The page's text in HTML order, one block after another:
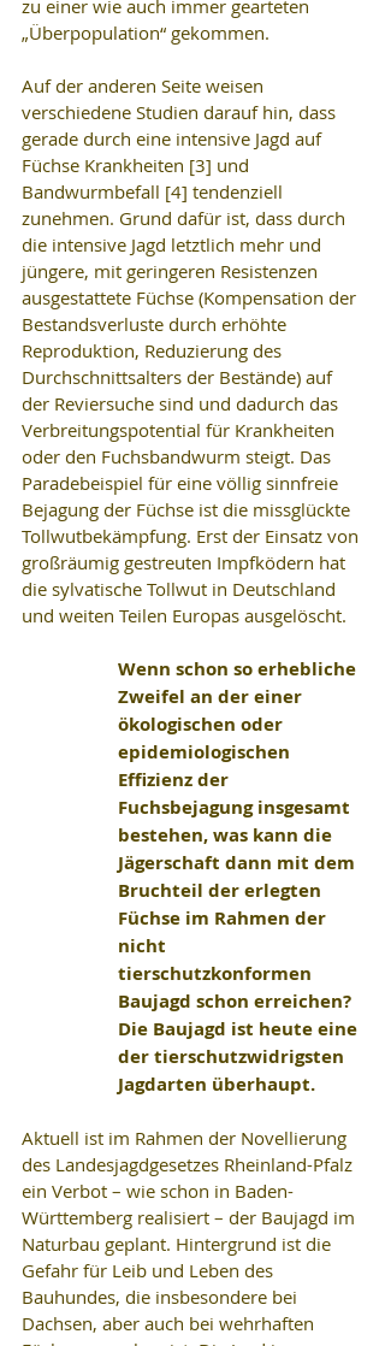
zu einer wie auch immer gearteten
„Überpopulation“ gekommen.
Auf der anderen Seite weisen
verschiedene Studien darauf hin, dass
gerade durch eine intensive Jagd auf
Füchse Krankheiten [3] und
Bandwurmbefall [4] tendenziell
zunehmen. Grund dafür ist, dass durch
die intensive Jagd letztlich mehr und
jüngere, mit geringeren Resistenzen
ausgestattete Füchse (Kompensation der
Bestandsverluste durch erhöhte
Reproduktion, Reduzierung des
Durchschnittsalters der Bestände) auf
der Reviersuche sind und dadurch das
Verbreitungspotential für Krankheiten
oder den Fuchsbandwurm steigt. Das
Paradebeispiel für eine völlig sinnfreie
Bejagung der Füchse ist die missglückte
Tollwutbekämpfung. Erst der Einsatz von
großräumig gestreuten Impfködern hat
die sylvatische Tollwut in Deutschland
und weiten Teilen Europas ausgelöscht.
Wenn schon so erhebliche
Zweifel an der einer
ökologischen oder
epidemiologischen
Effizienz der
Fuchsbejagung insgesamt
bestehen, was kann die
Jägerschaft dann mit dem
Bruchteil der erlegten
Füchse im Rahmen der
nicht
tierschutzkonformen
Baujagd schon erreichen?
Die Baujagd ist heute eine
der tierschutzwidrigsten
Jagdarten überhaupt.
Aktuell ist im Rahmen der Novellierung
des Landesjagdgesetzes Rheinland-Pfalz
ein Verbot – wie schon in Baden-
Württemberg realisiert – der Baujagd im
Naturbau geplant. Hintergrund ist die
Gefahr für Leib und Leben des
Bauhundes, die insbesondere bei
Dachsen, aber auch bei wehrhaften